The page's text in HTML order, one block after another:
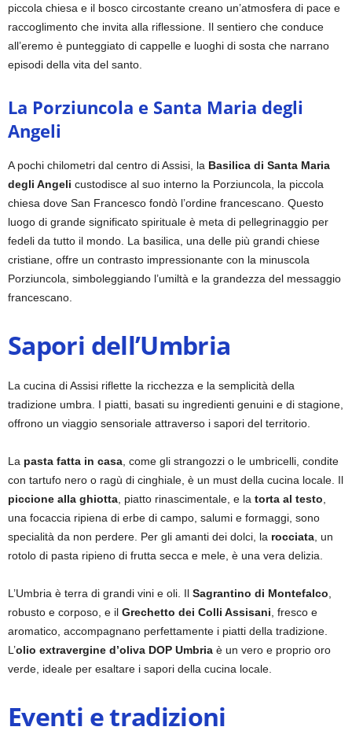
piccola chiesa e il bosco circostante creano un’atmosfera di pace e
raccoglimento che invita alla riflessione. Il sentiero che conduce
all’eremo è punteggiato di cappelle e luoghi di sosta che narrano
episodi della vita del santo.
La Porziuncola e Santa Maria degli
Angeli
A pochi chilometri dal centro di Assisi, la Basilica di Santa Maria
degli Angeli custodisce al suo interno la Porziuncola, la piccola
chiesa dove San Francesco fondò l’ordine francescano. Questo
luogo di grande significato spirituale è meta di pellegrinaggio per
fedeli da tutto il mondo. La basilica, una delle più grandi chiese
cristiane, offre un contrasto impressionante con la minuscola
Porziuncola, simboleggiando l’umiltà e la grandezza del messaggio
francescano.
Sapori dell’Umbria
La cucina di Assisi riflette la ricchezza e la semplicità della
tradizione umbra. I piatti, basati su ingredienti genuini e di stagione,
offrono un viaggio sensoriale attraverso i sapori del territorio.
La pasta fatta in casa , come gli strangozzi o le umbricelli, condite
con tartufo nero o ragù di cinghiale, è un must della cucina locale. Il
piccione alla ghiotta , piatto rinascimentale, e la torta al testo
una focaccia ripiena di erbe di campo, salumi e formaggi, sono
specialità da non perdere. Per gli amanti dei dolci, la rocciata , un
rotolo di pasta ripieno di frutta secca e mele, è una vera delizia.
L’Umbria è terra di grandi vini e oli. Il Sagrantino di Montefalco
robusto e corposo, e il Grechetto dei Colli Assisani , fresco e
aromatico, accompagnano perfettamente i piatti della tradizione.
L’olio extravergine d’oliva DOP Umbria è un vero e proprio oro
verde, ideale per esaltare i sapori della cucina locale.
Eventi e tradizioni